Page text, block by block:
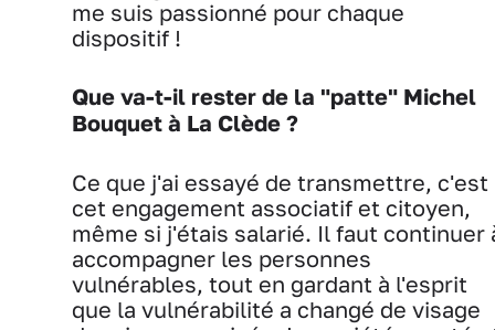
me suis passionné pour chaque
dispositif !
Que va-t-il rester de la "patte" Michel
Bouquet à La Clède ?
Ce que j'ai essayé de transmettre, c'est
cet engagement associatif et citoyen,
même si j'étais salarié. Il faut continuer
accompagner les personnes
vulnérables, tout en gardant à l'esprit
que la vulnérabilité a changé de visage